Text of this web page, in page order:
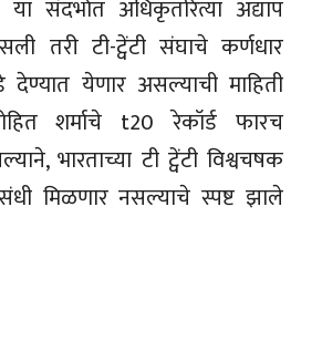
संदर्भात अधिकृतरित्या अद्याप
तरी टी-ट्वेंटी संघाचे कर्णधार
देण्यात येणार असल्याची माहिती
शर्माचे t20 रेकॉर्ड फारच
भारताच्या टी ट्वेंटी विश्वचषक
मिळणार नसल्याचे स्पष्ट झाले